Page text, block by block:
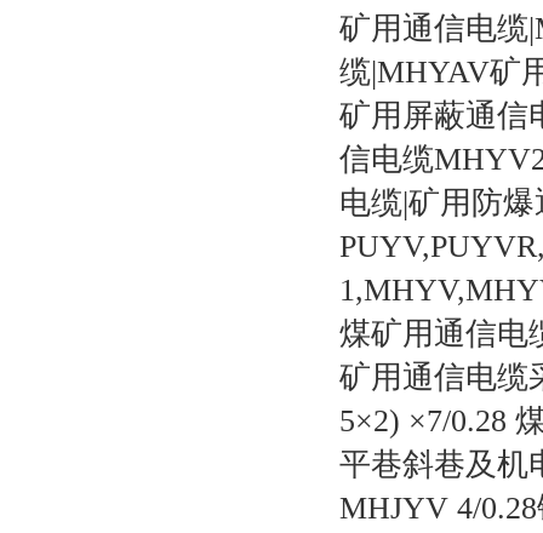
矿用通信电缆
缆|MHYAV矿
矿用屏蔽通信
信电缆
电缆|矿用防
煤矿用通信电
矿用通信电缆
5×2) ×7/0.28
平巷斜巷及机
MHJYV 4/